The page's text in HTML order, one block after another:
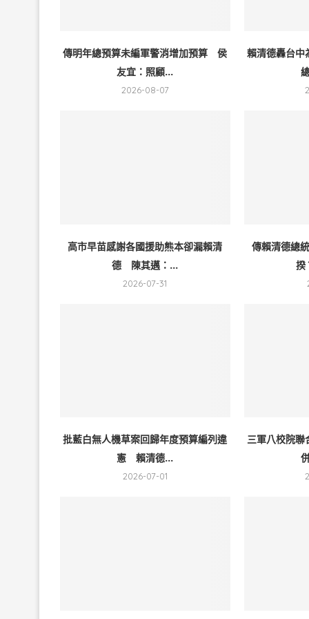
傳明年總預算未編軍警消增加預算 侯
友宜：照顧...
2026-08-07
賴清德轟台
高市早苗感謝各國援助熊本卻漏賴清
德 陳其邁：...
2026-07-31
傳賴清德總
批藍白無人機草案回歸年度預算編列違
憲 賴清德...
2026-07-01
三軍八校院聯